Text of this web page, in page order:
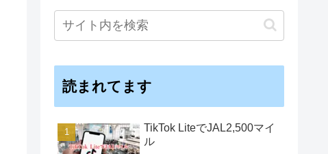
読まれてます
TikTok LiteでJAL2,500マイ
ル